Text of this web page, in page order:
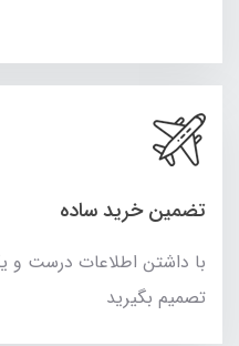
تضمین خرید ساده
با داشتن اطلاعات درست و
تصمیم بگیرید